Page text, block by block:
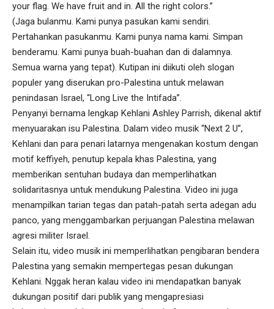
your flag. We have fruit and in. All the right colors.”
(Jaga bulanmu. Kami punya pasukan kami sendiri.
Pertahankan pasukanmu. Kami punya nama kami. Simpan
benderamu. Kami punya buah-buahan dan di dalamnya.
Semua warna yang tepat). Kutipan ini diikuti oleh slogan
populer yang diserukan pro-Palestina untuk melawan
penindasan Israel, “Long Live the Intifada”.
Penyanyi bernama lengkap Kehlani Ashley Parrish, dikenal aktif
menyuarakan isu Palestina. Dalam video musik “Next 2 U”,
Kehlani dan para penari latarnya mengenakan kostum dengan
motif keffiyeh, penutup kepala khas Palestina, yang
memberikan sentuhan budaya dan memperlihatkan
solidaritasnya untuk mendukung Palestina. Video ini juga
menampilkan tarian tegas dan patah-patah serta adegan adu
panco, yang menggambarkan perjuangan Palestina melawan
agresi militer Israel.
Selain itu, video musik ini memperlihatkan pengibaran bendera
Palestina yang semakin mempertegas pesan dukungan
Kehlani. Nggak heran kalau video ini mendapatkan banyak
dukungan positif dari publik yang mengapresiasi